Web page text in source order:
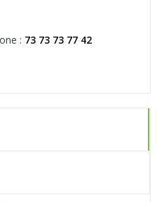
: 73 73 73 77 42